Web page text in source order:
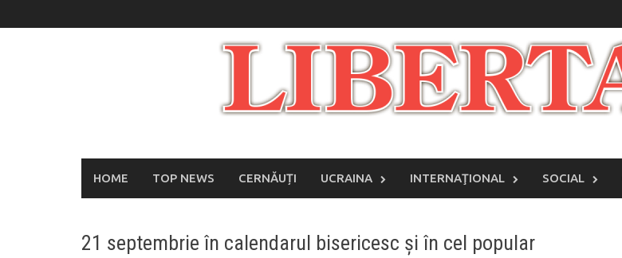
to
HOME TOP NEWS CERNĂUȚI UCRAINA INTERNAŢIONAL SOCIAL
21 septembrie în calendarul bisericesc și în cel popular